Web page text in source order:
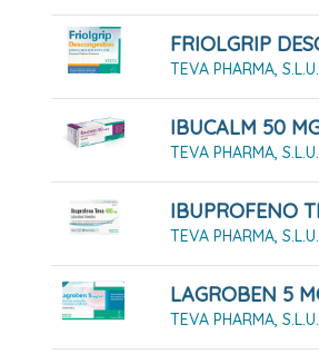
TEVA PHARMA, S.L.U.
TEVA PHARMA, S.L.U.
TEVA PHARMA, S.L.U.
TEVA PHARMA, S.L.U.